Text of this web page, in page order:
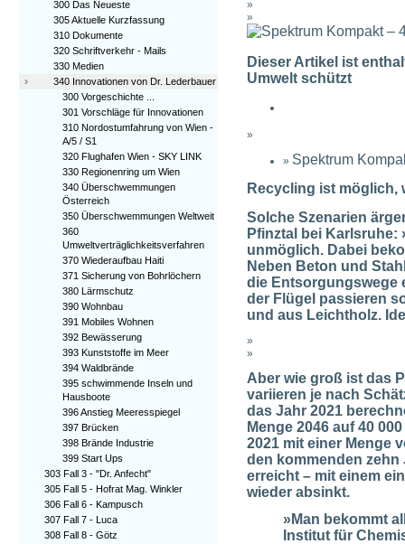
300 Das Neueste
305 Aktuelle Kurzfassung
310 Dokumente
320 Schriftverkehr - Mails
330 Medien
›
340 Innovationen von Dr. Lederbauer
300 Vorgeschichte ...
301 Vorschläge für Innovationen
310 Nordostumfahrung von Wien -
A/5 / S1
320 Flughafen Wien - SKY LINK
330 Regionenring um Wien
340 Überschwemmungen
Österreich
350 Überschwemmungen Weltweit
360
Umweltverträglichkeitsverfahren
370 Wiederaufbau Haiti
371 Sicherung von Bohrlöchern
380 Lärmschutz
390 Wohnbau
391 Mobiles Wohnen
392 Bewässerung
393 Kunststoffe im Meer
394 Waldbrände
395 schwimmende Inseln und
Hausboote
396 Anstieg Meeresspiegel
397 Brücken
398 Brände Industrie
399 Start Ups
303 Fall 3 - "Dr. Anfecht"
305 Fall 5 - Hofrat Mag. Winkler
306 Fall 6 - Kampusch
307 Fall 7 - Luca
308 Fall 8 - Götz
»
»
Dieser Artikel ist
Umwelt schützt
»
» Spektrum
Recycling ist möglich,
Solche Szenarien
Pfinztal bei Karlsruhe:
unmöglich. Dabei
Neben Beton und
die Entsorgungswege
der Flügel passieren
und aus Leichtholz.
»
»
Aber wie groß ist das
variieren je nach
das Jahr 2021
Menge 2046 auf 40
2021 mit einer Menge
den kommenden zehn
erreicht – mit einem
wieder absinkt.
»Man bekommt
Institut für